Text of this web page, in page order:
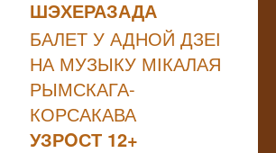
ШЭХЕРАЗАДА
БАЛЕТ У АДНОЙ ДЗЕІ
НА МУЗЫКУ МІКАЛАЯ
РЫМСКАГА-
КОРСАКАВА
УЗРOСТ 12+